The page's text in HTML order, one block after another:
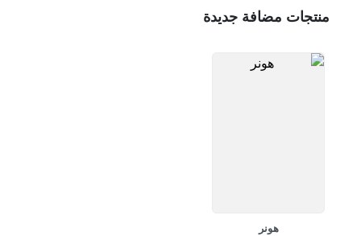
منتجات مضافة جديدة
هونر